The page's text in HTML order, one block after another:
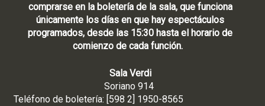
comprarse en la boletería de la sala, que funciona
únicamente los días en que hay espectáculos
programados, desde las 15:30 hasta el horario de
comienzo de cada función.
Sala Verdi
Soriano 914
Teléfono de boletería: [598 2] 1950-8565